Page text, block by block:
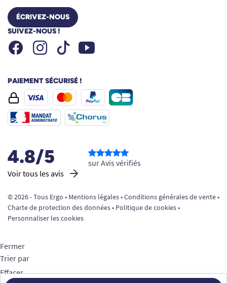
ÉCRIVEZ-NOUS
SUIVEZ-NOUS !
FacebookInstagramTiktok Youtube
PAIEMENT SÉCURISÉ !
4.8/5
Voir tous les avis
sur Avis vérifiés
© 2026 - Tous Ergo • Mentions légales•Conditions générales de vente•
Charte de protection des données• Politique de cookies•
Personnaliser les cookies
Fermer
Trier par
Effacer